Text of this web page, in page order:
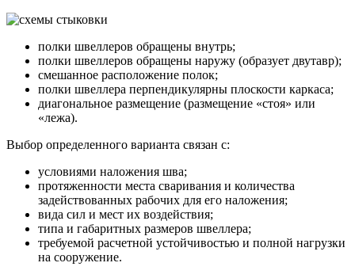
полки швеллеров обращены внутрь;
полки швеллеров обращены наружу (образует двутавр);
смешанное расположение полок;
полки швеллера перпендикулярны плоскости каркаса;
диагональное размещение (размещение «стоя» или
«лежа).
Выбор определенного варианта связан с:
условиями наложения шва;
протяженности места сваривания и количества
задействованных рабочих для его наложения;
вида сил и мест их воздействия;
типа и габаритных размеров швеллера;
требуемой расчетной устойчивостью и полной нагрузки
на сооружение.